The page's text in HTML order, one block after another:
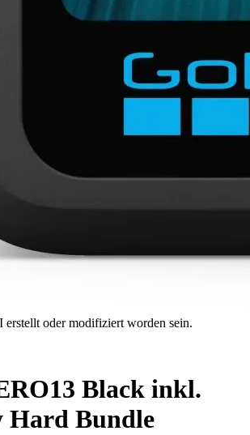
oder modifiziert worden sein.
Black inkl.
Hard Bundle